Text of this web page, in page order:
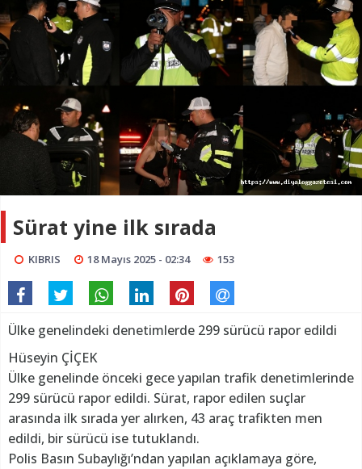
Sürat yine ilk sırada
KIBRIS 18 Mayıs 2025 - 02:34 153
Ülke genelindeki denetimlerde 299 sürücü rapor edildi
Hüseyin ÇİÇEK
Ülke genelinde önceki gece yapılan trafik denetimlerinde
299 sürücü rapor edildi. Sürat, rapor edilen suçlar
arasında ilk sırada yer alırken, 43 araç trafikten men
edildi, bir sürücü ise tutuklandı.
Polis Basın Subaylığı’ndan yapılan açıklamaya göre,